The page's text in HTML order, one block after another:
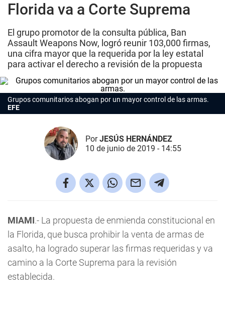
Florida va a Corte Suprema
El grupo promotor de la consulta pública, Ban
Assault Weapons Now, logró reunir 103,000 firmas,
una cifra mayor que la requerida por la ley estatal
para activar el derecho a revisión de la propuesta
Grupos comunitarios abogan por un mayor control de las armas.
EFE
PorJESÚS HERNÁNDEZ
10 de junio de 2019 - 14:55
MIAMI.- La propuesta de enmienda constitucional en
la Florida, que busca prohibir la venta de armas de
asalto, ha logrado superar las firmas requeridas y va
camino a la Corte Suprema para la revisión
establecida.